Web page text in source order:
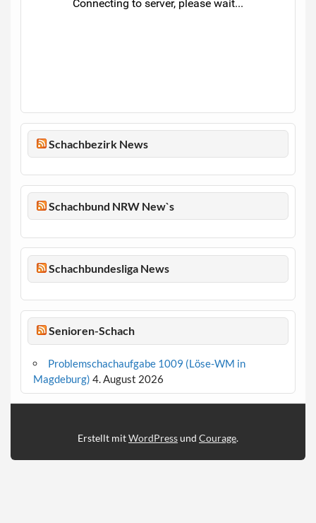
Schachbezirk News
Schachbund NRW New`s
Schachbundesliga News
Senioren-Schach
Problemschachaufgabe 1009 (Löse-WM in
Magdeburg) 4. August 2026
Erstellt mitWordPressund Courage.